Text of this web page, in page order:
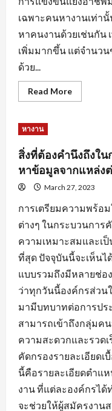
เฉพาะคนหางานเท่า
หาคนงานด้วยเช่นกัน
เพิ่มมากขึ้น แต่จำนว
ด้วย...
Read MoreRead
more
สำหรับ
คน
หา
คน
เพื่อ
ให้การ
งาน
ไป
ดี
หางาน
สิ่งที่ต้องคำนึงถึงใ
หาข้อมูลจากแหล่ง
March 27, 2023
การเตรียมความพร้อ
ต่างๆ ในกระบวนการ
ความเหมาะสมและเ
ที่สุด ปัจจุบันนี้จะเห็น
แบบรวมถึงมีหลายช่อ
ว่าทุกวันนี้องค์กรส่วน
มามีบทบาทต่อการปร
สามารถเข้าถึงกลุ่มค
ความสะดวกและรวด
คัดกรองรายละเอียด
นี้คือรายละเอียดตำแ
งาน ที่แต่ละองค์กรได้
จะช่วยให้ผู้สมัครงาน